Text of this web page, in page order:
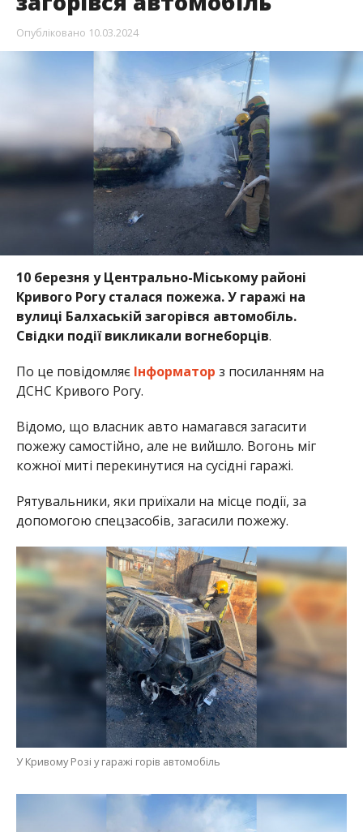
Опубліковано 10.03.2024
10 березня у Центрально-Міському районі
Кривого Рогу сталася пожежа. У гаражі на
вулиці Балхаській загорівся автомобіль.
Свідки події викликали вогнеборців.
По це повідомляє Інформатор з посиланням на
ДСНС Кривого Рогу.
Відомо, що власник авто намагався загасити
пожежу самостійно, але не вийшло. Вогонь міг
кожної миті перекинутися на сусідні гаражі.
Рятувальники, яки приїхали на місце події, за
допомогою спецзасобів, загасили пожежу.
У Кривому Розі у гаражі горів автомобіль